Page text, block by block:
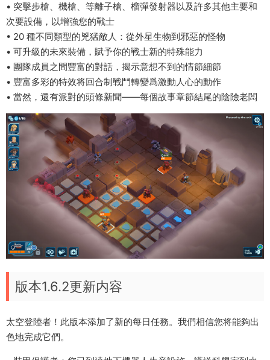
• 突擊步槍、機槍、等離子槍、榴彈發射器以及許多其他主要和
次要設備，以增強您的戰士
• 20 種不同類型的兇猛敵人：從外星生物到邪惡的怪物
• 可升級的未來裝備，賦予你的戰士新的特殊能力
• 團隊成員之間豐富的對話，揭示意想不到的情節細節
• 豐富多彩的特效将回合制戰鬥轉變爲激動人心的動作
• 當然，還有派對的頭條新聞——每個故事章節結尾的陰險老闆
版本1.6.2更新内容
太空登陸者！此版本添加了新的每日任務。我們相信您将能夠出
色地完成它們。